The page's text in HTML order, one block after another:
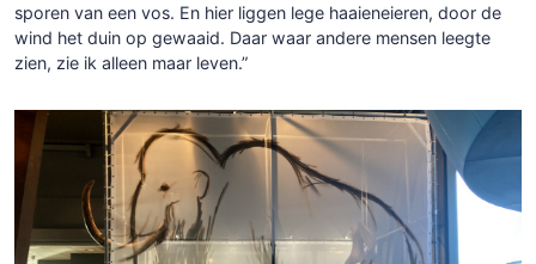
sporen van een vos. En hier liggen lege haaieneieren, door de
wind het duin op gewaaid. Daar waar andere mensen leegte
zien, zie ik alleen maar leven.”